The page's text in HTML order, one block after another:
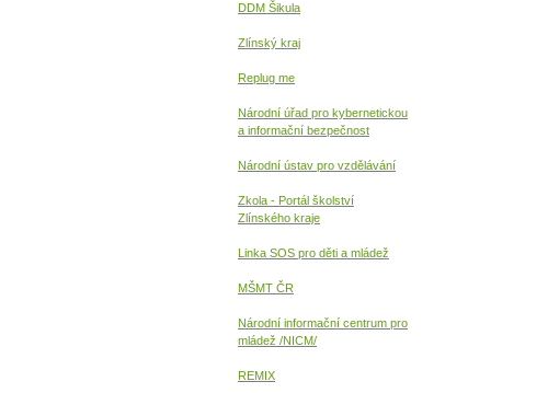
DDM Šikula
Zlínský kraj
Replug me
Národní úřad pro kybernetickou
a informační bezpečnost
Národní ústav pro vzdělávání
Zkola - Portál školství
Zlínského kraje
Linka SOS pro děti a mládež
MŠMT ČR
Národní informační centrum pro
mládež /NICM/
REMIX